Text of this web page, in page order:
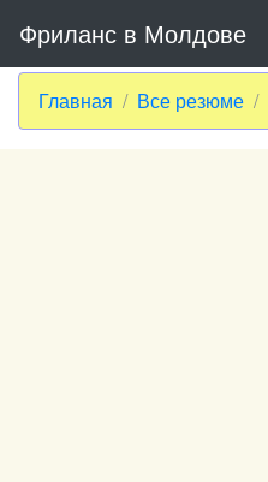
Фриланс в Молдове
Главная Все резюме